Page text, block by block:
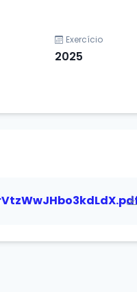
Exercício
2025